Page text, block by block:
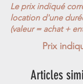
Le prix indiqué
location d'une
(valeur = achat +
Prix
Articles